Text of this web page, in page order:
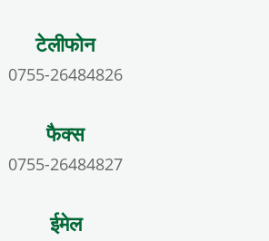
टेलीफोन
0755-26484826
फैक्स
0755-26484827
ईमेल